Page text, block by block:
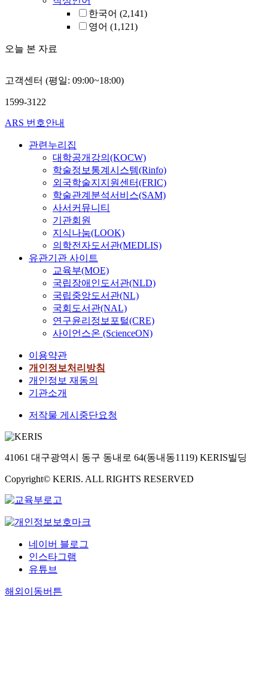
한국어 (2,141)
영어 (1,121)
오늘 본 자료
고객센터 (평일: 09:00~18:00)
1599-3122
ARS 번호안내
관련누리집
대학공개강의(KOCW)
학술정보통계시스템(Rinfo)
외국학술지지원센터(FRIC)
학술관계분석서비스(SAM)
사서커뮤니티
기관회원
지식나눔(LOOK)
의학전자도서관(MEDLIS)
유관기관 사이트
교육부(MOE)
국립장애인도서관(NLD)
국립중앙도서관(NL)
국회도서관(NAL)
연구윤리정보포털(CRE)
사이언스온 (ScienceON)
이용약관
개인정보처리방침
개인정보 재동의
기관소개
저작물 게시중단요청
41061 대구광역시 동구 동내로 64(동내동1119) KERIS빌딩
Copyright© KERIS. ALL RIGHTS RESERVED
네이버 블로그
인스타그램
유튜브
해외이동버튼